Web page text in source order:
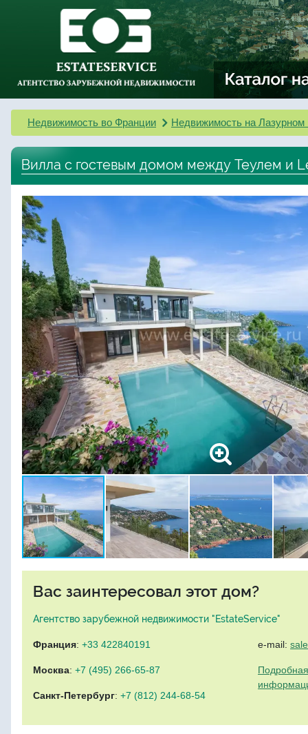
Недвижимость во Франции Недвижимость на Лазурном
Вилла с гостевым домом между Теулем и
Вас заинтересовал этот дом?
Агентство зарубежной недвижимости "EstateService"
Франция: +33 422840191
Москва: +7 (495) 266-65-87
Санкт-Петербург: +7 (812) 244-68-54
e-mail: